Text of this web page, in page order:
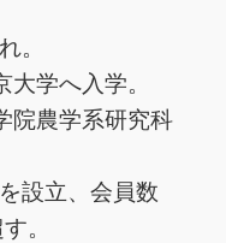
。
学へ入学。
院農学系研究科
設立、会員数
。